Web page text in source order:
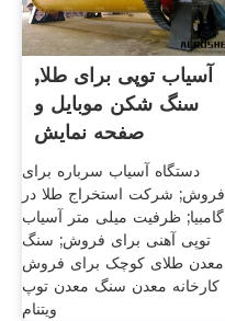
آسیاب توپی برای طلا,
سنگ شکن موبایل و
صفحه نمایش
دستگاه آسیاب سرباره برای
فروش; شرکت استخراج طلا در
گامبیا; ظرفیت میلی متر آسیاب
توپی آهنی برای فروش; سنگ
معدن طلای کوچک برای فروش
کارخانه معدن سنگ معدن توپ
ویتنام